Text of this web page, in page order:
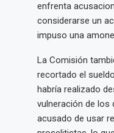
enfrenta
considerarse un
impuso una
La Comisión
recortado el
habría realizado
vulneración de los
acusado de usar